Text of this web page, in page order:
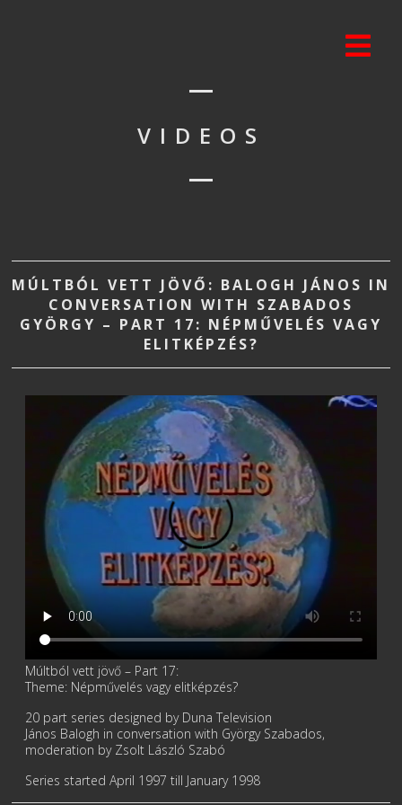
VIDEOS
MÚLTBÓL VETT JÖVŐ: BALOGH JÁNOS IN
CONVERSATION WITH SZABADOS
GYÖRGY – PART 17: NÉPMŰVELÉS VAGY
ELITKÉPZÉS?
Múltból vett jövő – Part 17:
Theme: Népművelés vagy elitképzés?
20 part series designed by Duna Television
János Balogh in conversation with György Szabados,
moderation by Zsolt László Szabó
Series started April 1997 till January 1998